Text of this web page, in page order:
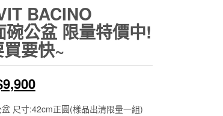
BACINO
公盆 限量特價中!
要快~
9,900目
前
尺寸:42cm正圓(樣品出清限量一組)